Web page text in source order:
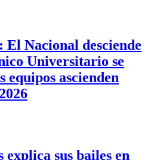
Nacional desciende
Universitario se
equipos ascienden
sus bailes en